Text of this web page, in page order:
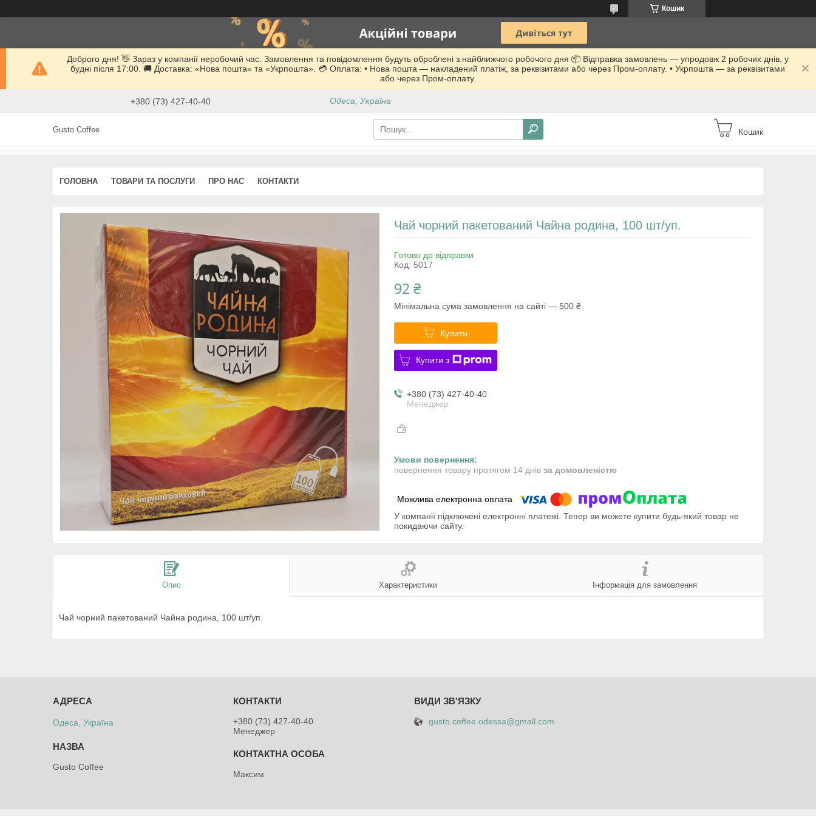
Кошик
Доброго дня! 👋 Зараз у компанії неробочий час. Замовлення та повідомлення будуть оброблені з найближчого робочого дня 📦 Відправка замовлень — упродовж 2 робочих днів, у
будні після 17:00. 🚚 Доставка: «Нова пошта» та «Укрпошта». 💳 Оплата: • Нова пошта — накладений платіж, за реквізитами або через Пром-оплату. • Укрпошта — за реквізитами
або через Пром-оплату.
+380 (73) 427-40-40 Одеса, Україна
Gusto Coffee Кошик
ГОЛОВНА ТОВАРИ ТА ПОСЛУГИ ПРО НАС КОНТАКТИ
Чай чорний пакетований Чайна родина, 100 шт/уп.
Готово до відправки
Код: 5017
92 ₴
Мінімальна сума замовлення на сайті — 500 ₴
Купити
Купити з
+380 (73) 427-40-40
Менеджер
повернення товару протягом 14 днів за домовленістю
У компанії підключені електронні платежі. Тепер ви можете купити будь-який товар не
покидаючи сайту.
Опис Характеристики Інформація для замовлення
Чай чорний пакетований Чайна родина, 100 шт/уп.
Одеса, Україна
Gusto Coffee
+380 (73) 427-40-40
Менеджер
Максим
gusto.coffee.odessa@gmail.com